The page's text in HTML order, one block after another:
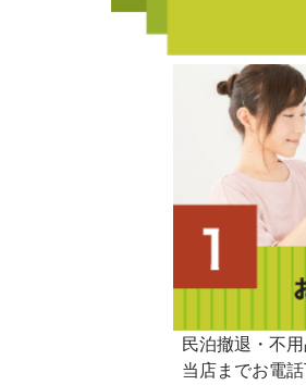
民泊撤退・不
当店までお電話